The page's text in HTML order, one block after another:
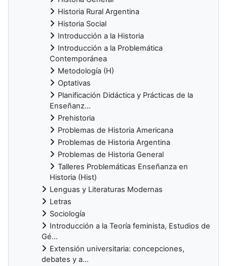
Historia Rural Argentina
Historia Social
Introducción a la Historia
Introducción a la Problemática
Contemporánea
Metodología (H)
Optativas
Planificación Didáctica y Prácticas de la
Enseñanz...
Prehistoria
Problemas de Historia Americana
Problemas de Historia Argentina
Problemas de Historia General
Talleres Problemáticas Enseñanza en
Historia (Hist)
Lenguas y Literaturas Modernas
Letras
Sociología
Introducción a la Teoría feminista, Estudios de
Gé...
Extensión universitaria: concepciones,
debates y a...